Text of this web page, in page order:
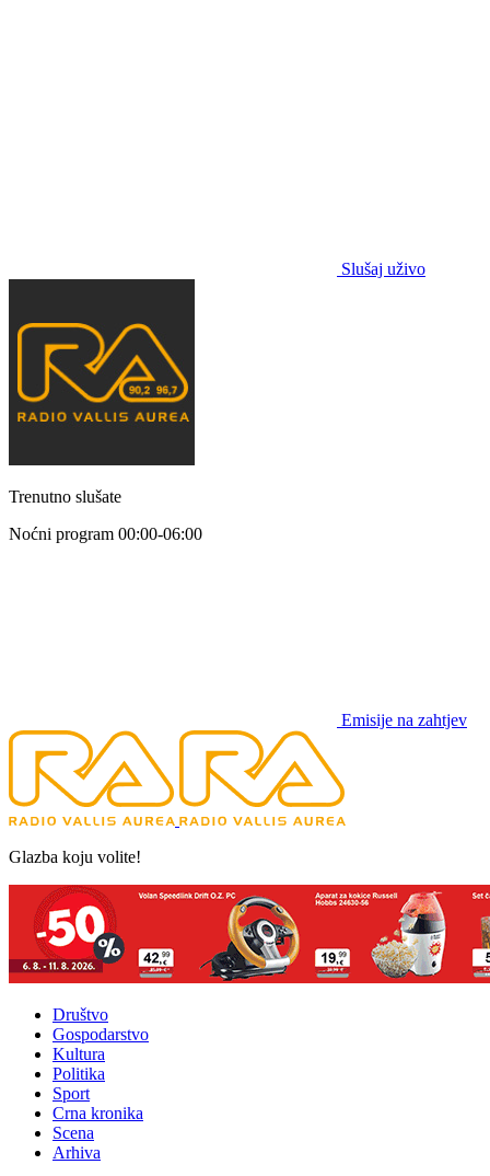
Slušaj uživo
Trenutno slušate
Noćni program 00:00-06:00
Emisije na zahtjev
Glazba koju volite!
Društvo
Gospodarstvo
Kultura
Politika
Sport
Crna kronika
Scena
Arhiva